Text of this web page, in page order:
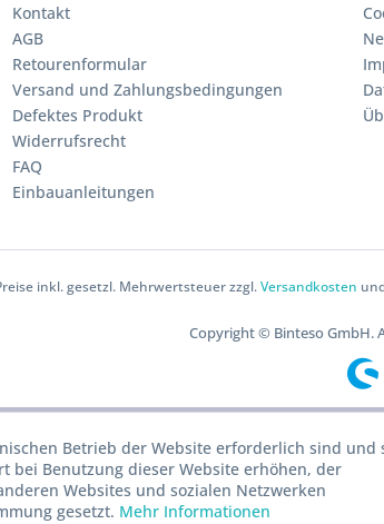
Kontakt
AGB
Retourenformular
Versand und Zahlungsbedingungen
Defektes Produkt
Widerrufsrecht
FAQ
Einbauanleitungen
inkl. gesetzl. Mehrwertsteuer zzgl.Versandkosten
Copyright © Binteso GmbH.
Betrieb der Website erforderlich sind und
bei Benutzung dieser Website erhöhen, der
Websites und sozialen Netzwerken
gesetzt. Mehr Informationen